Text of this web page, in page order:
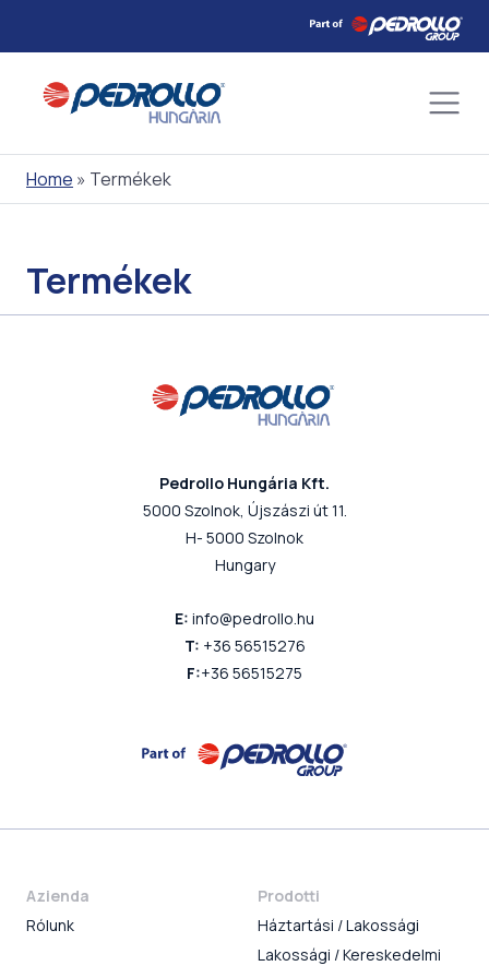
to
content
Home » Termékek
Termékek
Pedrollo Hungária Kft.
5000 Szolnok, Újszászi út 11.
H- 5000 Szolnok
Hungary
E: info@pedrollo.hu
T: +36 56515276
F:+36 56515275
Azienda
Rólunk
Prodotti
Háztartási / Lakossági
Lakossági / Kereskedelmi